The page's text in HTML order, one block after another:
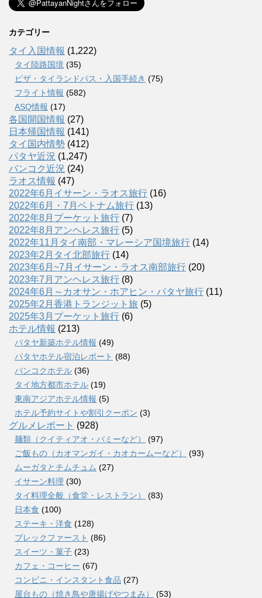
カテゴリー
タイ入国情報 (1,222)
タイ陸路国境 (35)
ビザ・タイランドパス・入国手続き (75)
フライト情報 (582)
ASQ情報 (17)
各国開国情報 (27)
日本帰国情報 (141)
タイ国内情勢 (412)
パタヤ近況 (1,247)
バンコク近況 (24)
ラオス情報 (47)
2022年6月イサーン・ラオス旅行 (16)
2022年6月・7月ベトナム旅行 (13)
2022年8月プーケット旅行 (7)
2022年8月アンヘレス旅行 (5)
2022年11月タイ南部・マレーシア国境旅行 (14)
2023年2月タイ北部旅行 (14)
2023年6月~7月イサーン・ラオス南部旅行 (20)
2023年7月アンヘレス旅行 (8)
2024年6月～カオサン・ホアヒン・パタヤ旅行 (11)
2025年2月香港トランジット旅 (5)
2025年3月プーケット旅行 (6)
ホテル情報 (213)
パタヤ新築ホテル情報 (49)
パタヤホテル宿泊レポート (88)
バンコクホテル (36)
タイ地方都市ホテル (19)
東南アジアホテル情報 (5)
ホテル予約サイトや割引クーポン (3)
グルメレポート (928)
麺類（クイティアオ・バミーなど）
(97)
ご飯もの（カオマンガイ・カオカームーなど）
(93)
ムーガタとチムチュム (27)
イサーン料理 (30)
タイ料理全般（食堂・レストラン）
(83)
日本食 (100)
ステーキ・洋食 (128)
ブレックファースト (86)
スイーツ・菓子 (23)
カフェ・コーヒー (67)
コンビニ・インスタント食品 (27)
屋台もの（焼き鳥や唐揚げやつまみ）
(53)